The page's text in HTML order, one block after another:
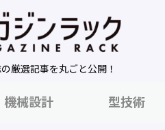
厳選記事を丸ごと公開！
機械設計 型技術